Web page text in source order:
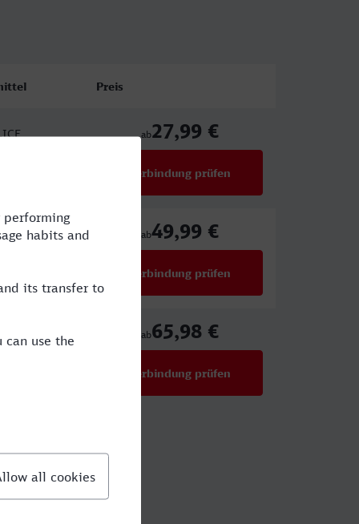
Preis
ab27,99 €
Verbindung prüfen
ab49,99 €
Verbindung prüfen
ab65,98 €
Verbindung prüfen